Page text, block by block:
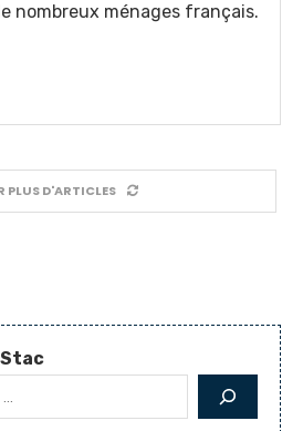
nombreux ménages français.
PLUS D'ARTICLES